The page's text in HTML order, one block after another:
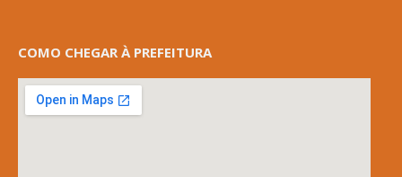
COMO CHEGAR À PREFEITURA